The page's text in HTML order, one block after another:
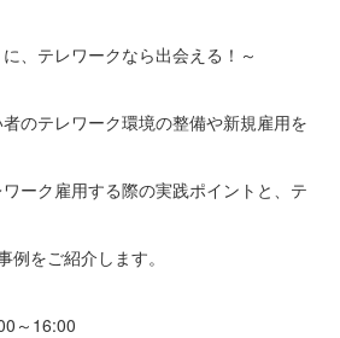
、テレワークなら出会える！～
のテレワーク環境の整備や新規雇用を
ーク雇用する際の実践ポイントと、テ
例をご紹介します。
～16:00